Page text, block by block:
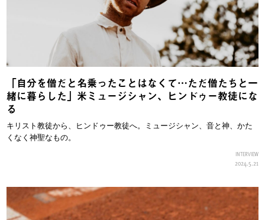
「自分を僧だと名乗ったことはなくて…ただ僧たちと一
緒に暮らした」米ミュージシャン、ヒンドゥー教徒にな
る
キリスト教徒から、ヒンドゥー教徒へ。ミュージシャン、音と神、かた
くなく神聖なもの。
INTERVIEW
2024.5.21